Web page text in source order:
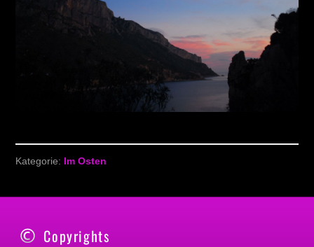
Kategorie: Im Osten
Copyrights